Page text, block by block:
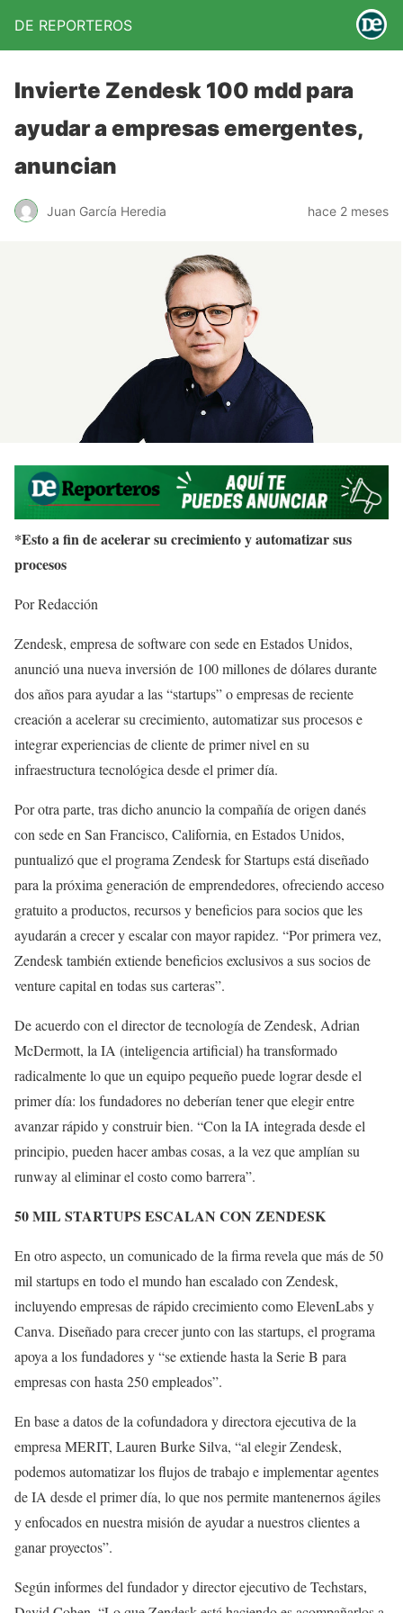
DE REPORTEROS
Invierte Zendesk 100 mdd para
ayudar a empresas emergentes,
anuncian
Juan García Heredia hace 2 meses
*Esto a fin de acelerar su crecimiento y automatizar sus
procesos
Por Redacción
Zendesk, empresa de software con sede en Estados Unidos,
anunció una nueva inversión de 100 millones de dólares durante
dos años para ayudar a las “startups” o empresas de reciente
creación a acelerar su crecimiento, automatizar sus procesos e
integrar experiencias de cliente de primer nivel en su
infraestructura tecnológica desde el primer día.
Por otra parte, tras dicho anuncio la compañía de origen danés
con sede en San Francisco, California, en Estados Unidos,
puntualizó que el programa Zendesk for Startups está diseñado
para la próxima generación de emprendedores, ofreciendo acceso
gratuito a productos, recursos y beneficios para socios que les
ayudarán a crecer y escalar con mayor rapidez. “Por primera vez,
Zendesk también extiende beneficios exclusivos a sus socios de
venture capital en todas sus carteras”.
De acuerdo con el director de tecnología de Zendesk, Adrian
McDermott, la IA (inteligencia artificial) ha transformado
radicalmente lo que un equipo pequeño puede lograr desde el
primer día: los fundadores no deberían tener que elegir entre
avanzar rápido y construir bien. “Con la IA integrada desde el
principio, pueden hacer ambas cosas, a la vez que amplían su
runway al eliminar el costo como barrera”.
50 MIL STARTUPS ESCALAN CON ZENDESK
En otro aspecto, un comunicado de la firma revela que más de 50
mil startups en todo el mundo han escalado con Zendesk,
incluyendo empresas de rápido crecimiento como ElevenLabs y
Canva. Diseñado para crecer junto con las startups, el programa
apoya a los fundadores y “se extiende hasta la Serie B para
empresas con hasta 250 empleados”.
En base a datos de la cofundadora y directora ejecutiva de la
empresa MERIT, Lauren Burke Silva, “al elegir Zendesk,
podemos automatizar los flujos de trabajo e implementar agentes
de IA desde el primer día, lo que nos permite mantenernos ágiles
y enfocados en nuestra misión de ayudar a nuestros clientes a
ganar proyectos”.
Según informes del fundador y director ejecutivo de Techstars,